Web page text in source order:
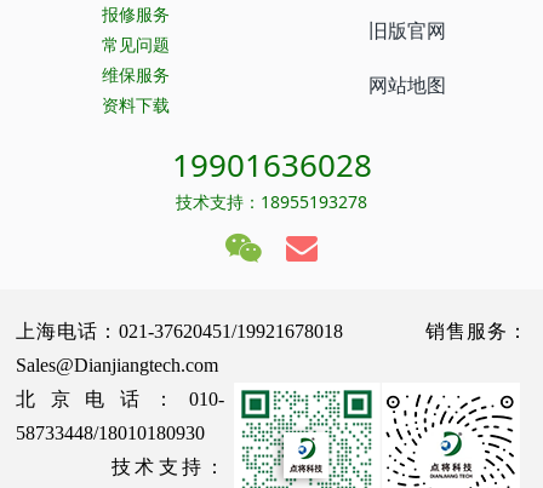
报修服务
常见问题
维保服务
资料下载
旧版官网
网站地图
19901636028
技术支持：18955193278
上海电话：021-37620451/19921678018 销售服务：
Sales@Dianjiangtech.com
北京电话：010-
58733448/18010180930
技术支持：